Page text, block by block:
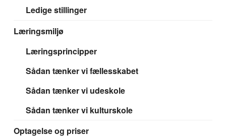
Ledige stillinger
Læringsmiljø
Læringsprincipper
Sådan tænker vi fællesskabet
Sådan tænker vi udeskole
Sådan tænker vi kulturskole
Optagelse og priser